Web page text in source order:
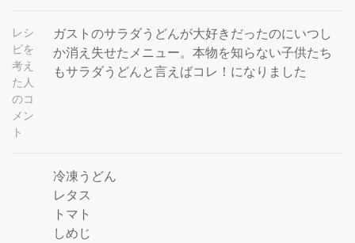
レシ
ピを
考え
た人
のコ
メン
ト
ガストのサラダうどんが大好きだったのにいつし
か消え失せたメニュー。本物を知らない子供たち
もサラダうどんと言えばコレ！になりました
冷凍うどん
レタス
トマト
しめじ